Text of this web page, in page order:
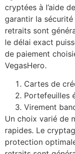
cryptées à l’aide
garantir la
retraits sont
le délai exact
de paiement
VegasHero.
Cartes de
Portefeuilles
Virement
Un choix varié de
rapides. Le
protection